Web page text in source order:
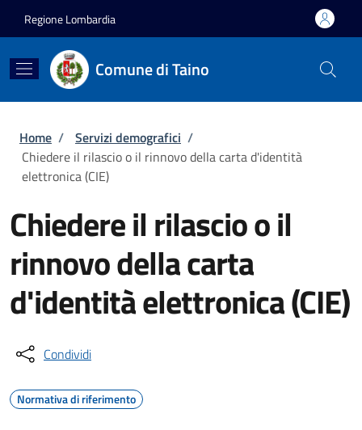
Regione Lombardia
Comune di Taino
Briciole di pane
Home / Servizi demografici /
Chiedere il rilascio o il rinnovo della carta d'identità
elettronica (CIE)
Chiedere il rilascio o il
rinnovo della carta
d'identità elettronica (CIE)
Condividi
Normativa di riferimento